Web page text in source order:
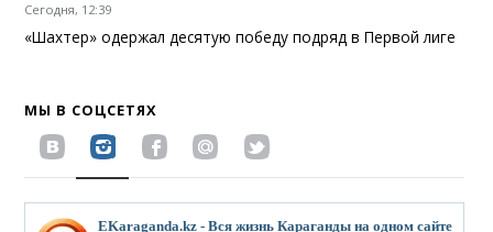
Сегодня, 12:39
«Шахтер» одержал десятую победу подряд в Первой лиге
МЫ В СОЦСЕТЯХ
EKaraganda.kz - Вся жизнь Караганды на одном сайте